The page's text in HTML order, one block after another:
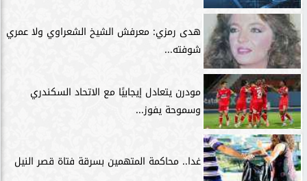
هدى رمزي: معرفش الشيخ الشعراوي ولا عمري
شوفته...
مودرن يتعادل إيجابيًا مع الاتحاد السكندري
وسموحة يفوز...
غدا.. محاكمة المتهمين بسرقة فتاة قصر النيل